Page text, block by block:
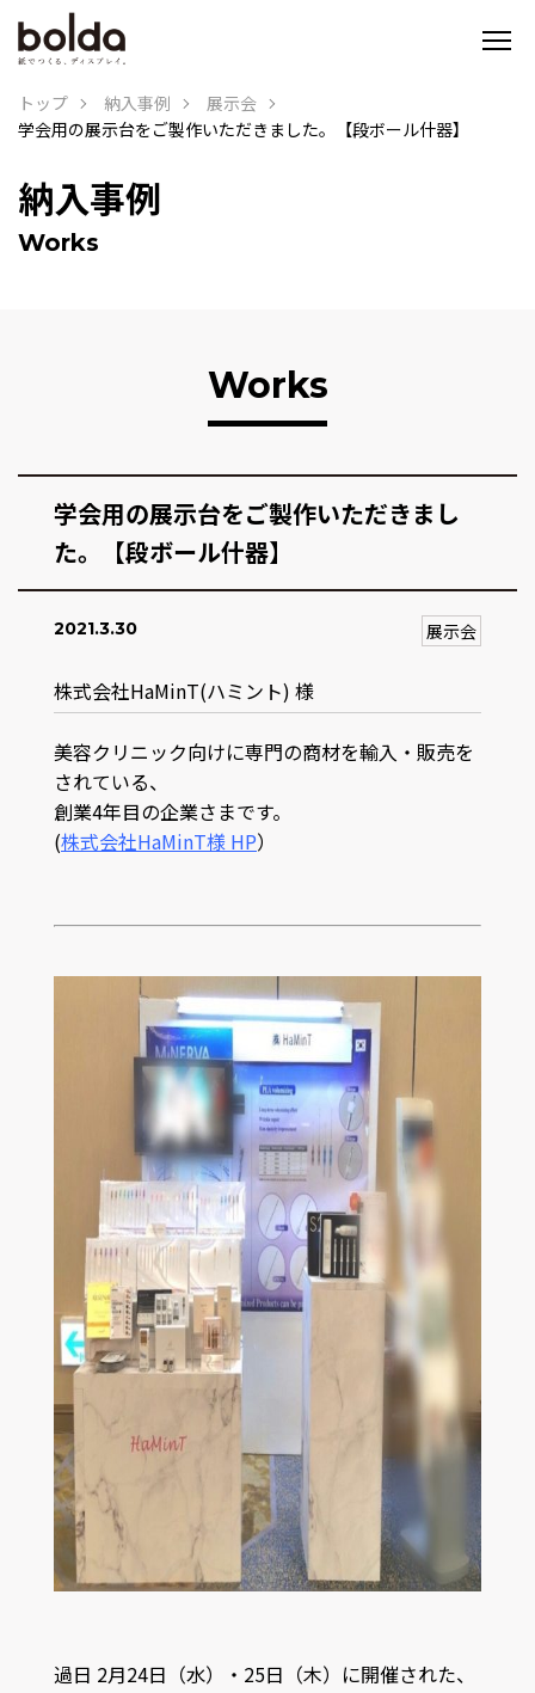
トップ 納入事例
展示会
学会用の展示台をご製作いただきました。【段ボール什器】
納入事例
Works
Works
学会用の展示台をご製作いただきまし
た。【段ボール什器】
2021.3.30 展示会
株式会社HaMinT(ハミント) 様
美容クリニック向けに専門の商材を輸入・販売を
されている、
創業4年目の企業さまです。
(株式会社HaMinT様 HP）
過日 2月24日（水）・25日（木）に開催された、